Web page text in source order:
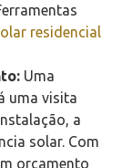
residencial
Uma
uma visita
a
solar. Com
orçamento